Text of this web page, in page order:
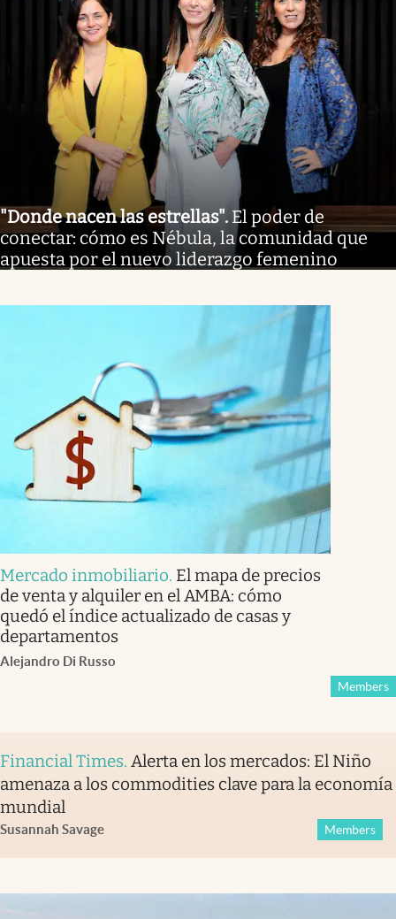
"Donde nacen las estrellas". El poder de
conectar: cómo es Nébula, la comunidad que
apuesta por el nuevo liderazgo femenino
Mercado inmobiliario. El mapa de precios
de venta y alquiler en el AMBA: cómo
quedó el índice actualizado de casas y
departamentos
Alejandro Di Russo
Members
Financial Times. Alerta en los mercados: El Niño
amenaza a los commodities clave para la economía
mundial
Susannah Savage Members